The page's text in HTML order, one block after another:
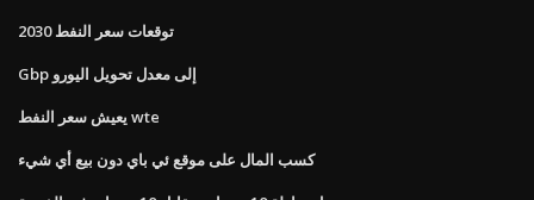
توقعات سعر النفط 2030
Gbp إلى معدل تحويل اليورو
يعيش سعر النفط wte
كسب المال على موقع ئي باي دون بيع أي شيء